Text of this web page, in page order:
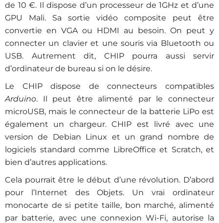
de 10 €. Il dispose d’un processeur de 1GHz et d’une
GPU Mali. Sa sortie vidéo composite peut être
convertie en VGA ou HDMI au besoin. On peut y
connecter un clavier et une souris via Bluetooth ou
USB. Autrement dit, CHIP pourra aussi servir
d’ordinateur de bureau si on le désire.
Le CHIP dispose de connecteurs compatibles
Arduino. Il peut être alimenté par le connecteur
microUSB, mais le connecteur de la batterie LiPo est
également un chargeur. CHIP est livré avec une
version de Debian Linux et un grand nombre de
logiciels standard comme LibreOffice et Scratch, et
bien d’autres applications.
Cela pourrait être le début d’une révolution. D’abord
pour l’Internet des Objets. Un vrai ordinateur
monocarte de si petite taille, bon marché, alimenté
par batterie, avec une connexion Wi-Fi, autorise la